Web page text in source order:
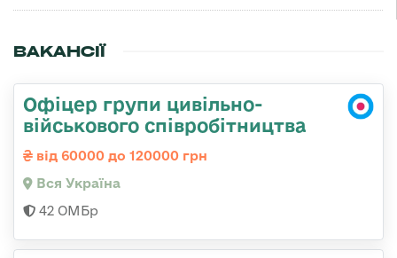
ВАКАНСІЇ
Офіцер групи цивільно-
військового співробітництва
від 60000 до 120000 грн
Вся Україна
42 ОМБр